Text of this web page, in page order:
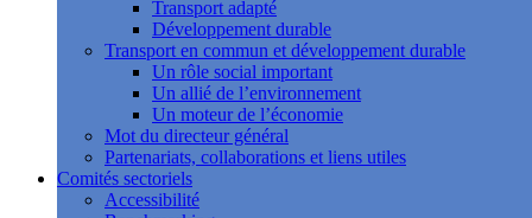
Transport adapté
Développement durable
Transport en commun et développement durable
Un rôle social important
Un allié de l’environnement
Un moteur de l’économie
Mot du directeur général
Partenariats, collaborations et liens utiles
Comités sectoriels
Accessibilité